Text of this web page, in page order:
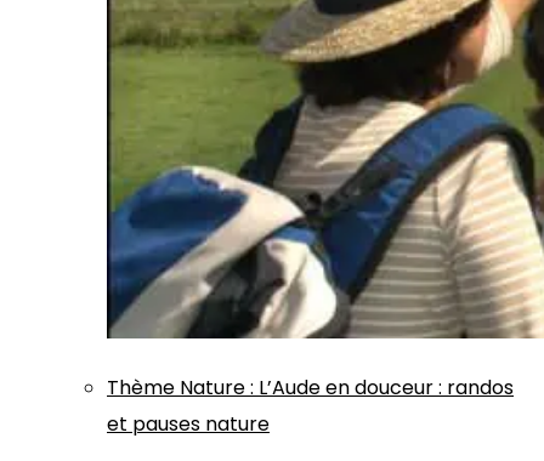
Thème Nature: L’Aude en douceur : randos
et pauses nature